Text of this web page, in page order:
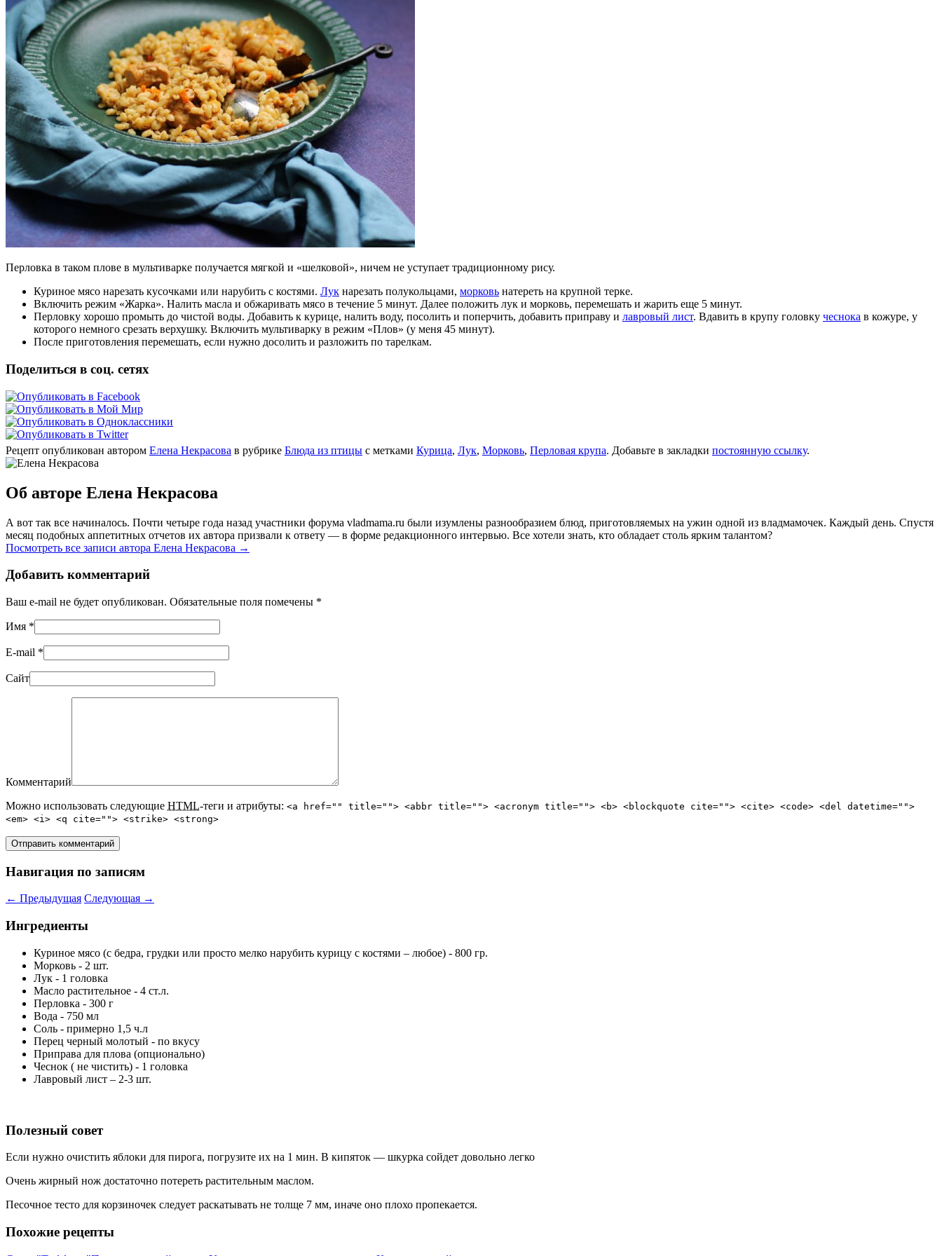
Перловка в таком плове в мультиварке получается мягкой и «шелковой», ничем не уступает традиционному рису.
Куриное мясо нарезать кусочками или нарубить с костями. Лук нарезать полукольцами, морковь натереть на крупной терке.
Включить режим «Жарка». Налить масла и обжаривать мясо в течение 5 минут. Далее положить лук и морковь, перемешать и жарить еще 5 минут.
Перловку хорошо промыть до чистой воды. Добавить к курице, налить воду, посолить и поперчить, добавить приправу и лавровый лист. Вдавить в крупу головку чеснока в кожуре, у
которого немного срезать верхушку. Включить мультиварку в режим «Плов» (у меня 45 минут).
После приготовления перемешать, если нужно досолить и разложить по тарелкам.
Поделиться в соц. сетях
Рецепт опубликован автором Елена Некрасова в рубрике Блюда из птицы с метками Курица, Лук, Морковь, Перловая крупа. Добавьте в закладки постоянную ссылку.
Об авторе Елена Некрасова
А вот так все начиналось. Почти четыре года назад участники форума vladmama.ru были изумлены разнообразием блюд, приготовляемых на ужин одной из владмамочек. Каждый день. Спустя
месяц подобных аппетитных отчетов их автора призвали к ответу — в форме редакционного интервью. Все хотели знать, кто обладает столь ярким талантом?
Посмотреть все записи автора Елена Некрасова →
Добавить комментарий
Ваш e-mail не будет опубликован. Обязательные поля помечены *
Имя *
E-mail *
Сайт
Комментарий
Можно использовать следующие HTML-теги и атрибуты: <a href="" title=""> <abbr title=""> <acronym title=""> <b> <blockquote cite=""> <cite> <code> <del datetime="">
<em> <i> <q cite=""> <strike> <strong>
Навигация по записям
← Предыдущая Следующая →
Ингредиенты
Куриное мясо (с бедра, грудки или просто мелко нарубить курицу с костями – любое) - 800 гр.
Морковь - 2 шт.
Лук - 1 головка
Масло растительное - 4 ст.л.
Перловка - 300 г
Вода - 750 мл
Соль - примерно 1,5 ч.л
Перец черный молотый - по вкусу
Приправа для плова (опционально)
Чеснок ( не чистить) - 1 головка
Лавровый лист – 2-3 шт.
Полезный совет
Если нужно очистить яблоки для пирога, погрузите их на 1 мин. В кипяток — шкурка сойдет довольно легко
Очень жирный нож достаточно потереть растительным маслом.
Песочное тесто для корзиночек следует раскатывать не толще 7 мм, иначе оно плохо пропекается.
Похожие рецепты